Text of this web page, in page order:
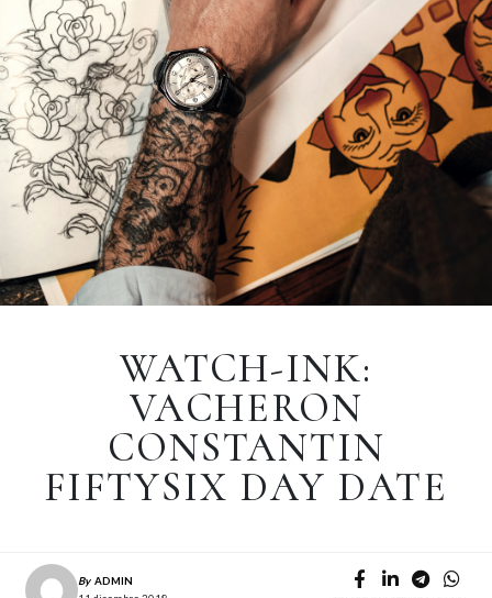
WATCH-INK:
VACHERON
CONSTANTIN
FIFTYSIX DAY DATE
By ADMIN